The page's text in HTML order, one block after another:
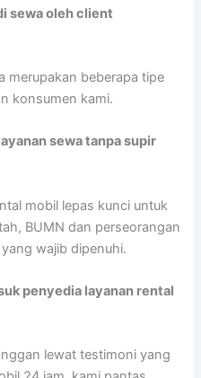
sewa oleh client
merupakan beberapa tipe
konsumen kami.
sewa tanpa supir
mobil lepas kunci untuk
BUMN dan perseorangan
wajib dipenuhi.
penyedia layanan rental
lewat testimoni yang